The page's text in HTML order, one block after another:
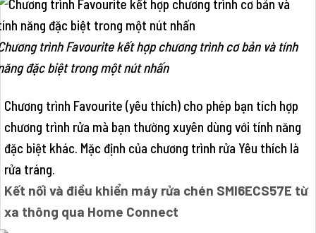
trình Favourite kết hợp chương trình cơ bản và tính
đặc biệt trong một nút nhấn
Chương trình Favourite (yêu thích) cho phép bạn tích hợp
chương trình rửa mà bạn thường xuyên dùng với tính năng
đặc biệt khác. Mặc định của chương trình rửa Yêu thích là
rửa tráng.
Kết nối và điều khiển máy rửa chén SMI6ECS57E từ
xa thông qua Home Connect